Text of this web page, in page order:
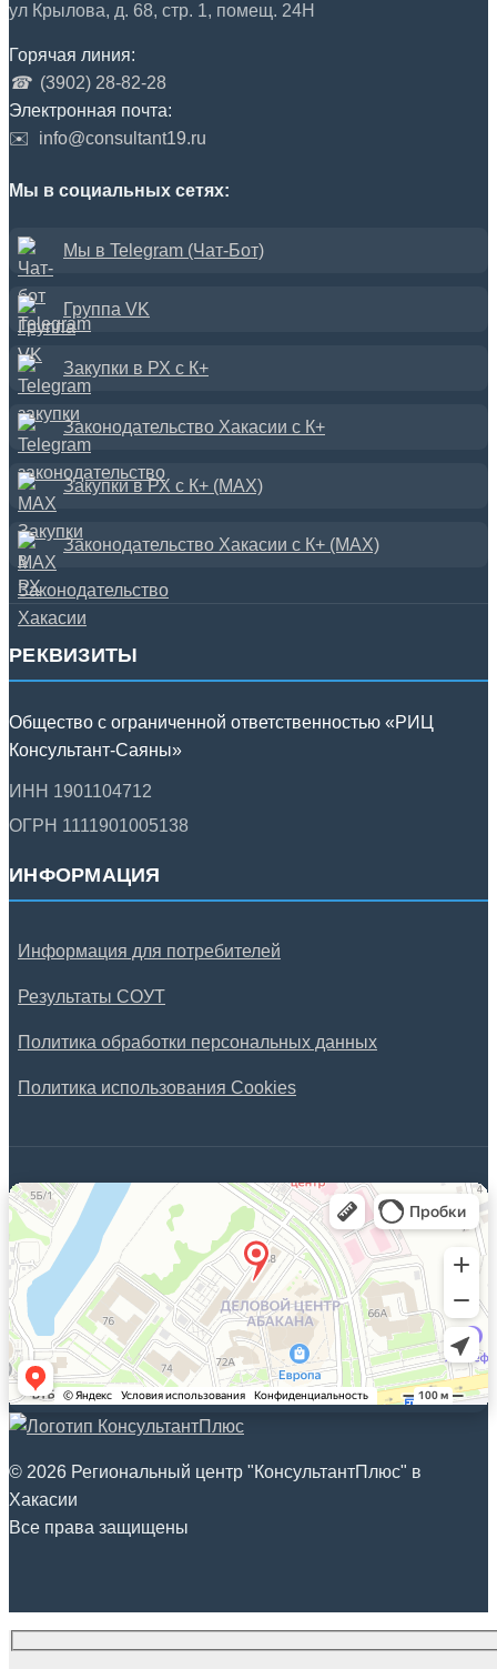
ул Крылова, д. 68, стр. 1, помещ. 24Н
Горячая линия:
☎ (3902) 28-82-28
Электронная почта:
✉️
info@consultant19.ru
Мы в социальных сетях:
Мы в Telegram (Чат-Бот)
Группа VK
Закупки в РХ с К+
Законодательство Хакасии с К+
Закупки в РХ с К+ (MAX)
Законодательство Хакасии с К+ (MAX)
РЕКВИЗИТЫ
Общество с ограниченной ответственностью «РИЦ
Консультант-Саяны»
ИНН 1901104712
ОГРН 1111901005138
ИНФОРМАЦИЯ
Информация для потребителей
Результаты СОУТ
Политика обработки персональных данных
Политика использования Cookies
© 2026 Региональный центр "КонсультантПлюс" в
Хакасии
Все права защищены